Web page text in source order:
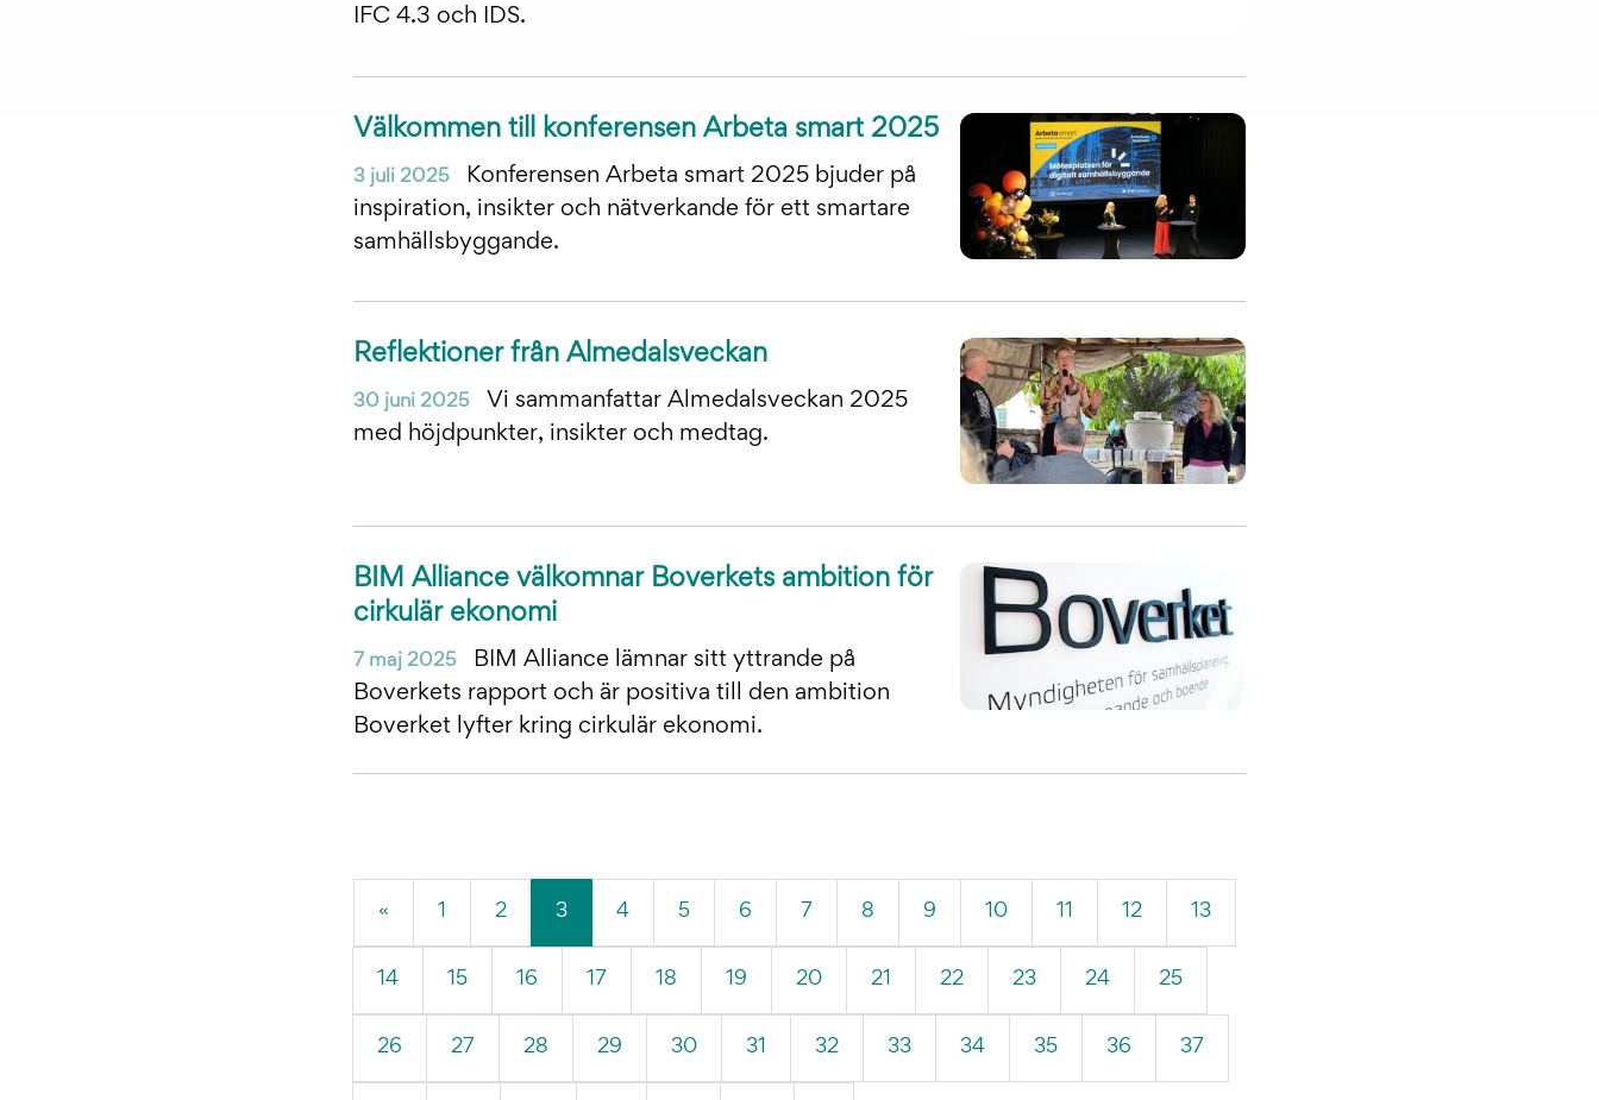
IFC 4.3 och IDS.
Välkommen till konferensen Arbeta smart 2025
3 juli 2025
Konferensen Arbeta smart 2025 bjuder på
inspiration, insikter och nätverkande för ett smartare
samhällsbyggande.
Reflektioner från Almedalsveckan
30 juni 2025
Vi sammanfattar Almedalsveckan 2025
med höjdpunkter, insikter och medtag.
BIM Alliance välkomnar Boverkets ambition för
cirkulär ekonomi
7 maj 2025
BIM Alliance lämnar sitt yttrande på
Boverkets rapport och är positiva till den ambition
Boverket lyfter kring cirkulär ekonomi.
« 1 2 3(Aktuell
sida)
4 5 6 7 8 9 10 11 12 13
14 15 16 17 18 19 20 21 22 23 24 25
26 27 28 29 30 31 32 33 34 35 36 37